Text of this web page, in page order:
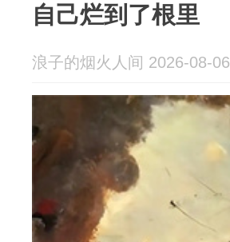
自己烂到了根里
浪子的烟火人间 2026-08-06